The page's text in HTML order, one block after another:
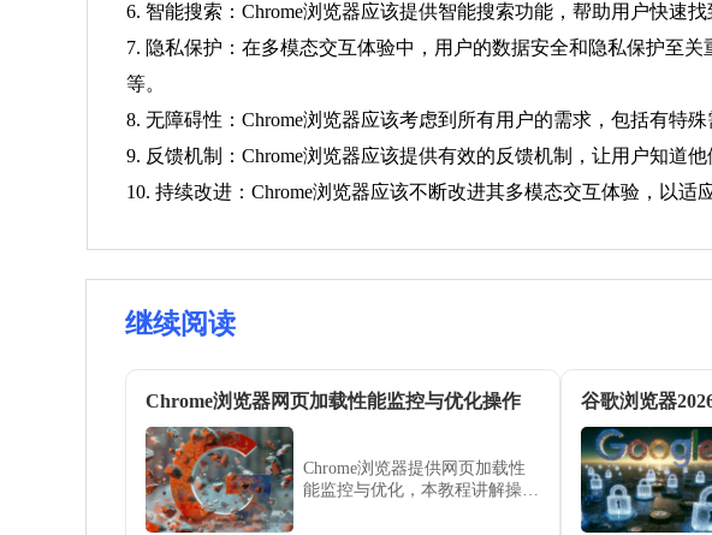
6. 智能搜索：Chrome浏览器应该提供智能搜索功能，帮助用户快速
7. 隐私保护：在多模态交互体验中，用户的数据安全和隐私保护至
等。
8. 无障碍性：Chrome浏览器应该考虑到所有用户的需求，包括有特
9. 反馈机制：Chrome浏览器应该提供有效的反馈机制，让用户知道
10. 持续改进：Chrome浏览器应该不断改进其多模态交互体验，以
继续阅读
Chrome浏览器网页加载性能监控与优化操作
Chrome浏览器提供网页加载性
能监控与优化，本教程讲解操作